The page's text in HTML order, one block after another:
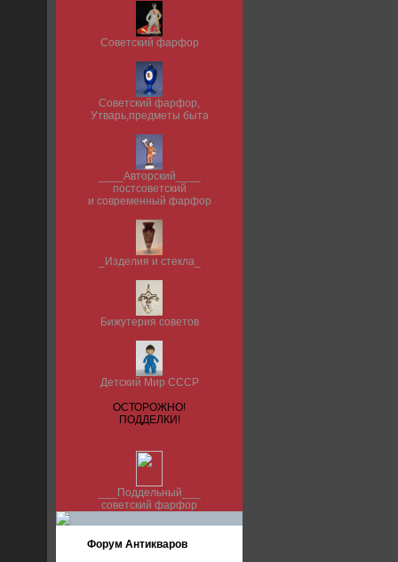
Советский фарфор
Советский фарфор,
Утварь,предметы быта
____Авторский____
постсоветский
и современный фарфор
_Изделия и стекла_
Бижутерия советов
Детский Мир СССР
ОСТОРОЖНО!
ПОДДЕЛКИ!
___Поддельный___
советский фарфор
Форум Антикваров